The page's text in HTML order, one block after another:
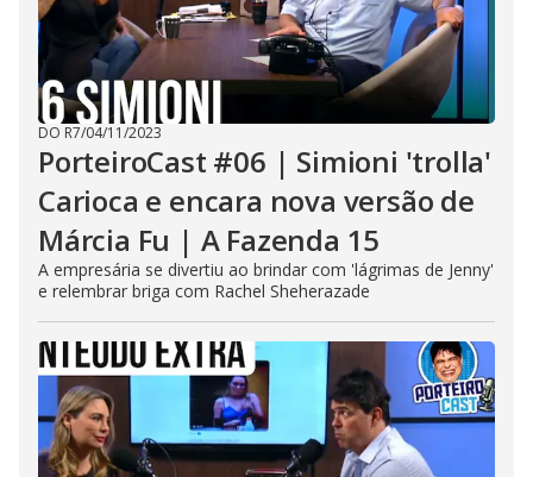
DO R7/04/11/2023
PorteiroCast #06 | Simioni 'trolla'
Carioca e encara nova versão de
Márcia Fu | A Fazenda 15
A empresária se divertiu ao brindar com 'lágrimas de Jenny'
e relembrar briga com Rachel Sheherazade